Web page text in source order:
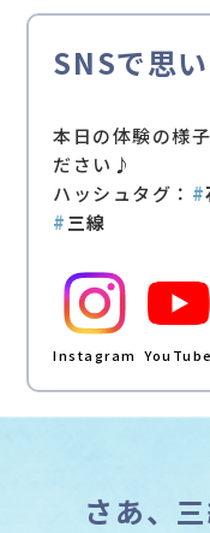
SNSで思
本日の体験の様
ださい♪
ハッシュタグ： #
#三線
Instagram YouTube
さあ、